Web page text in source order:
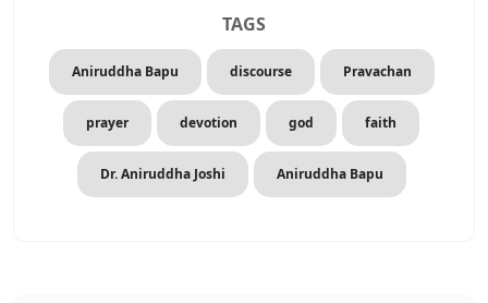
TAGS
Aniruddha Bapu discourse Pravachan
prayer devotion god faith
Dr. Aniruddha Joshi Aniruddha Bapu